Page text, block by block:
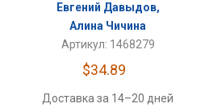
Евгений Давыдов,
Алина Чичина
Артикул: 1468279
$34.89
Доставка за 14–20 дней